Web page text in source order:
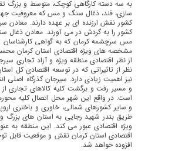
به سه دسته كارگاهی كوچک، متوسط و بزرگ
سازی، قند، ذغال سنگ و مس كه معروفیت جهانی
كشور نقش ارزنده ای بر عهده دارند.
كشور را به گردش در می آورند. معادن ذغال
مس سرچشمه كرمان كه به گواهی
مشخصه های ویژه اقتصادی استان کرمان
از نظر اقتصادی منطقه ویژه و آزاد تجاری
نظر از تاثیراتی كه در توسعه اقتصادی كل
نیز اهمیت زیادی دارد. سیرجان گذرگاه اصلی
و مسیر رفت و برگشت كلیه كالاهای تجاری از
است. در واقع این شهر محل اتصال كلیه
و سایر كشورهای شمالی، خاوری و باختری
طریق بندر شهید رجایی به استان های بزرگ
ویژه اقتصادی عبور می كند. این منطقه به
اقتصادی استان كرمان نقش و موقعیت قابل
افزوده خواهد شد.